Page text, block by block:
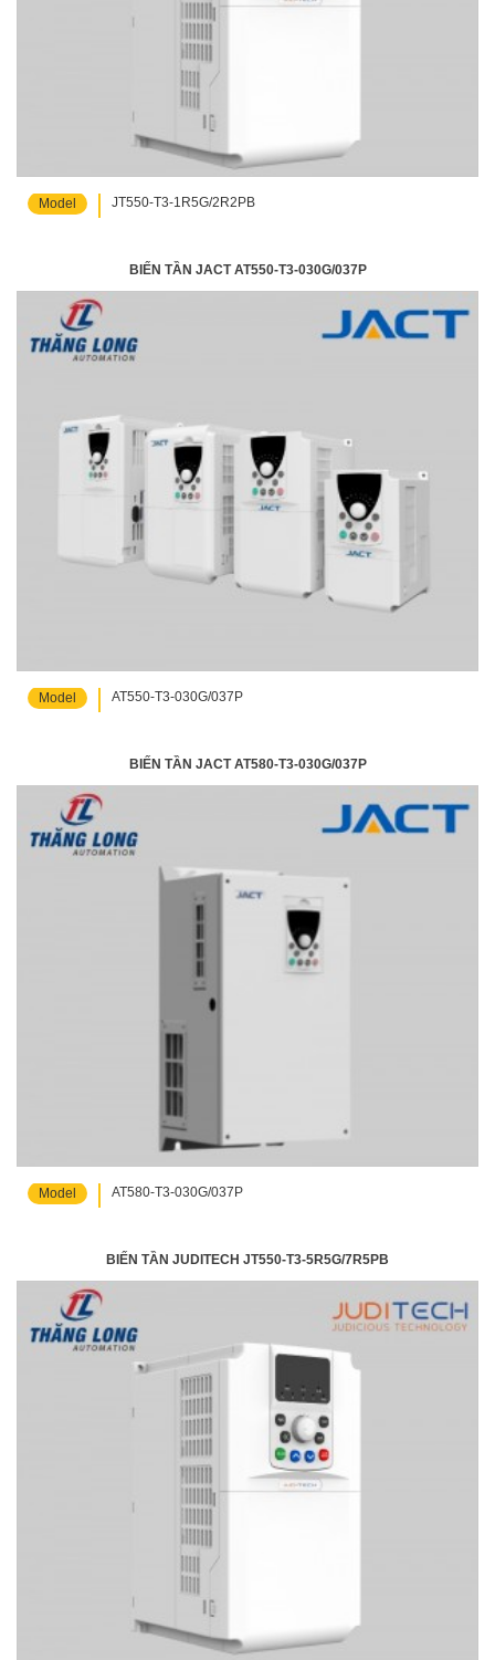
Model JT550-T3-1R5G/2R2PB
BIẾN TẦN JACT AT550-T3-030G/037P
Model AT550-T3-030G/037P
BIẾN TẦN JACT AT580-T3-030G/037P
Model AT580-T3-030G/037P
BIẾN TẦN JUDITECH JT550-T3-5R5G/7R5PB